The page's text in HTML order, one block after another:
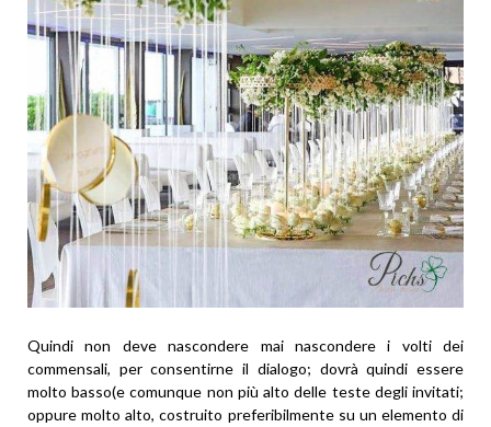
Quindi non deve nascondere mai nascondere i volti dei
commensali, per consentirne il dialogo; dovrà quindi essere
molto basso(e comunque non più alto delle teste degli invitati;
oppure molto alto, costruito preferibilmente su un elemento di